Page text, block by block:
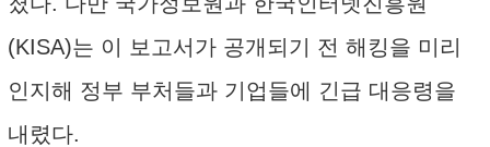
(KISA)는 이 보고서가 공개되기 전 해킹을 미리
인지해 정부 부처들과 기업들에 긴급 대응령을
내렸다.